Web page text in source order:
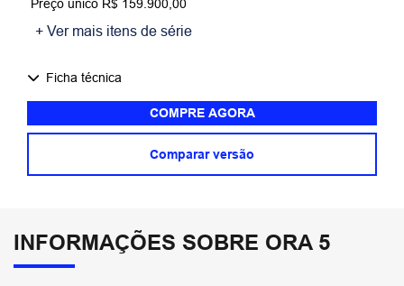
Preço único R$ 159.900,00
+ Ver mais itens de série
Ficha técnica
COMPRE AGORA
Comparar versão
INFORMAÇÕES SOBRE ORA 5